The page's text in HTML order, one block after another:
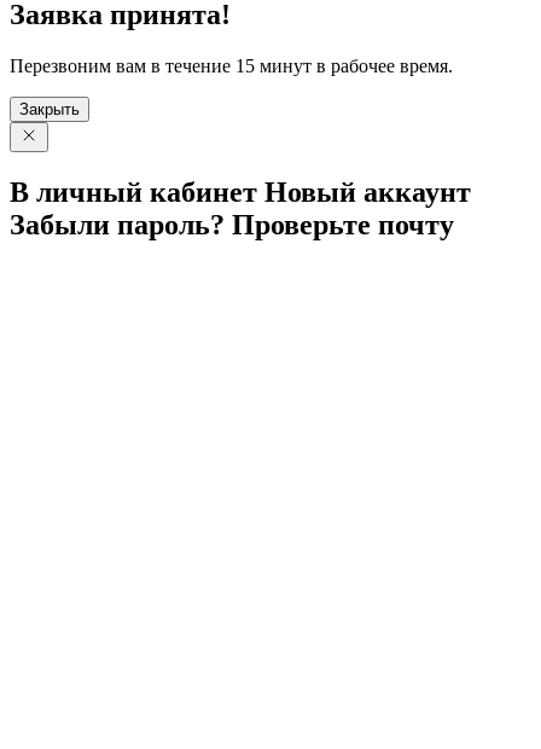
Заявка принята!
Перезвоним вам в течение 15 минут в рабочее время.
Закрыть
В личный кабинет Новый аккаунт
Забыли пароль? Проверьте почту